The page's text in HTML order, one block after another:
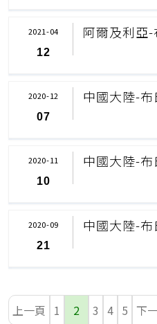
阿爾及利亞
2021-04
12
中國大陸-
2020-12
07
中國大陸-
2020-11
10
中國大陸-
2020-09
21
上一頁 1 2 3 4 5 下